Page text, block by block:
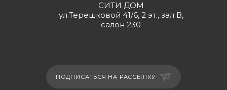
СИТИ ДОМ
ул.Терешковой 41/6, 2 эт., зал В,
салон 230
ПОДПИСАТЬСЯ НА РАССЫЛКУ